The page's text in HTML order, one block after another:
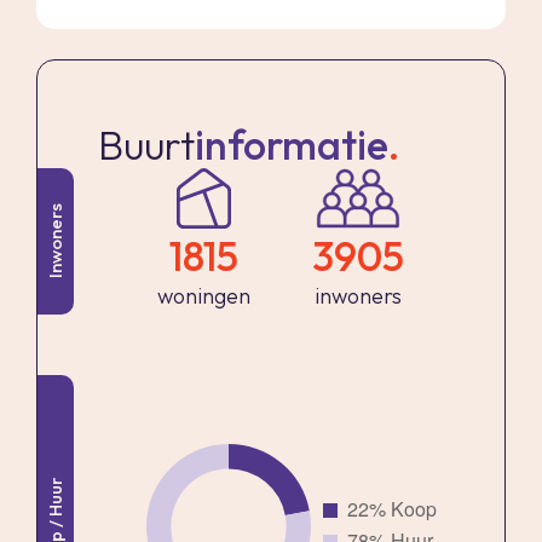
witte hoekopstelling is keurig en voorzien van
een koelkast, afzuigkap, 4 pits gaskookplaat en
een kunststof aanrechtblad. Er is voldoende
opbergruimte door de vele kastjes.
slaapkamer.
Separaat wordt in de onderliggende
parkeergarage te koop aangeboden:
Een garagebox (nr 60) a € 39.500,- k.k. met
Buurtinformatie.
Inwoners 1815
woningen
3905
inwoners